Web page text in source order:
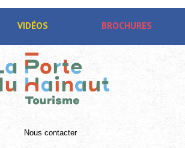
VIDÉOS BROCHURES
Nous contacter